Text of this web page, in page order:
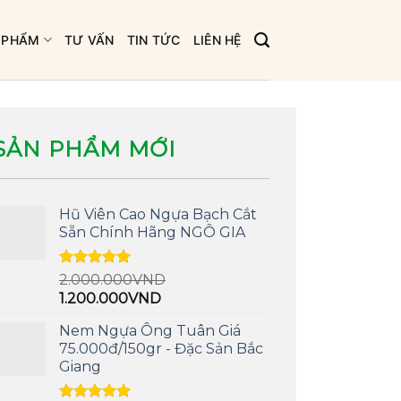
TƯ VẤN TIN TỨC LIÊN HỆ
PHẨM MỚI
Hũ Viên Cao Ngựa Bạch Cắt
Sẵn Chính Hãng NGÔ GIA
Được xếp
hạng5.00
5 sao
2.000.000VND
Giá
là:
2.000.000VND.
1.200.000VNDGiá
tại
là:
Nem Ngựa Ông Tuân Giá
75.000đ/150gr - Đặc Sản Bắc
Giang